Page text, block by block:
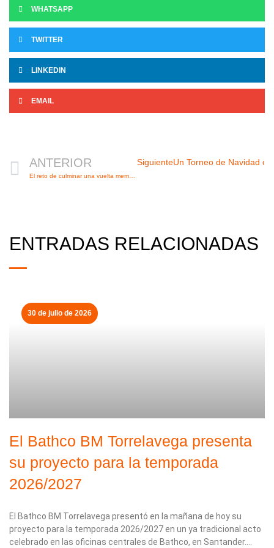
WHATSAPP
TWITTER
LINKEDIN
EMAIL
ANTERIOR SiguienteUn Torneo de Navidad
ENTRADAS RELACIONADAS
El Bathco BM Torrelavega presenta
su proyecto para la temporada
2026/2027
El Bathco BM Torrelavega presentó en la mañana de hoy su
proyecto para la temporada 2026/2027 en un ya tradicional acto
celebrado en las oficinas centrales de Bathco, en Santander.
30 de julio de 2026